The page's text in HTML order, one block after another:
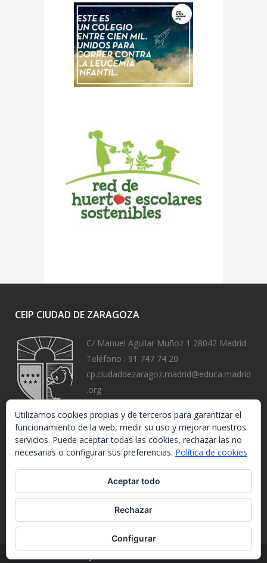
CEIP CIUDAD DE ZARAGOZA
C/ Manuel Aguilar Muñoz 1 28042 Madrid
Teléfono : 91 747 74 20
cp.ciudaddezaragoz.madrid@educa.madrid
.org
Utilizamos cookies propias y de terceros para garantizar el
funcionamiento de la web, medir su uso y mejorar nuestros
servicios. Puede aceptar todas las cookies, rechazar las no
necesarias o configurar sus preferencias. Política de cookies
Aceptar todo
Rechazar
Configurar